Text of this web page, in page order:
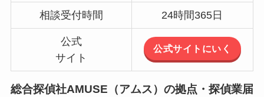
相談受付時間 24時間365日
公式
サイト
公式サイトにいく
総合探偵社AMUSE（アムス）の拠点・探偵業届